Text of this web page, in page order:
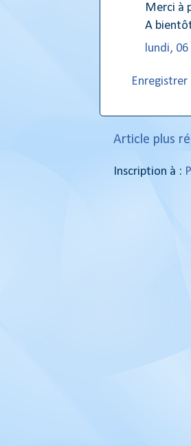
Merci à
A
lundi, 06
Article plus
Inscription à :